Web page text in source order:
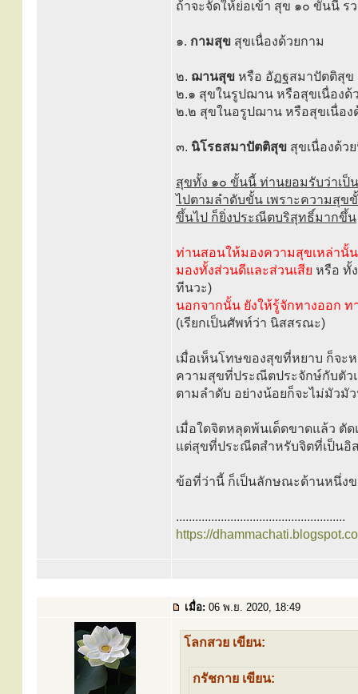
ถ้าจะจัดให้ย่อเข้า สุข ๑๐ ขั้นนี้ ร
๑. กามสุข สุขเนื่องด้วยกาม
๒. ฌานสุข หรือ อัฏฐสมาปัตติสุข
๒.๑ สุขในรูปฌาน หรือสุขเนื่อง
๒.๒ สุขในอรูปฌาน หรือสุขเนื่อ
๓. นิโรธสมาปัตติสุข สุขเนื่องด้ว
สุขทั้ง ๑๐ ขั้นนี้ ท่านยอมรับว่าเ
ไปตามลำดับขั้น เพราะความสุข
ขึ้นไป ก็ยิ่งประณีตบริสุทธิ์มากขึ้น
ท่านสอนให้มองความสุขเหล่านั้
มองทั้งส่วนดีและส่วนเสีย หรือ ทั้
ทีนวะ)
นอกจากนั้น ยังให้รู้จักทางออก ท
(เรียกเป็นศัพท์ว่า นิสสรณะ)
เมื่อเห็นโทษของสุขที่หยาบ ก็จะ
ความสุขที่ประณีตประจักษ์กับตัว
ตามลำดับ อย่างน้อยก็จะไม่มัว
เมื่อใดจิตหลุดพ้นเด็ดขาดแล้ว ตั
แต่สุขที่ประณีตสำหรับจิตที่เป็นอิส
ข้อที่ว่านี้ ก็เป็นลักษณะด้านหนึ่ง
.....................................................
https://
เมื่อ: 06 พ.ย. 2020, 18:49
โลกสวย เขียน:
กรัชกาย เขียน: